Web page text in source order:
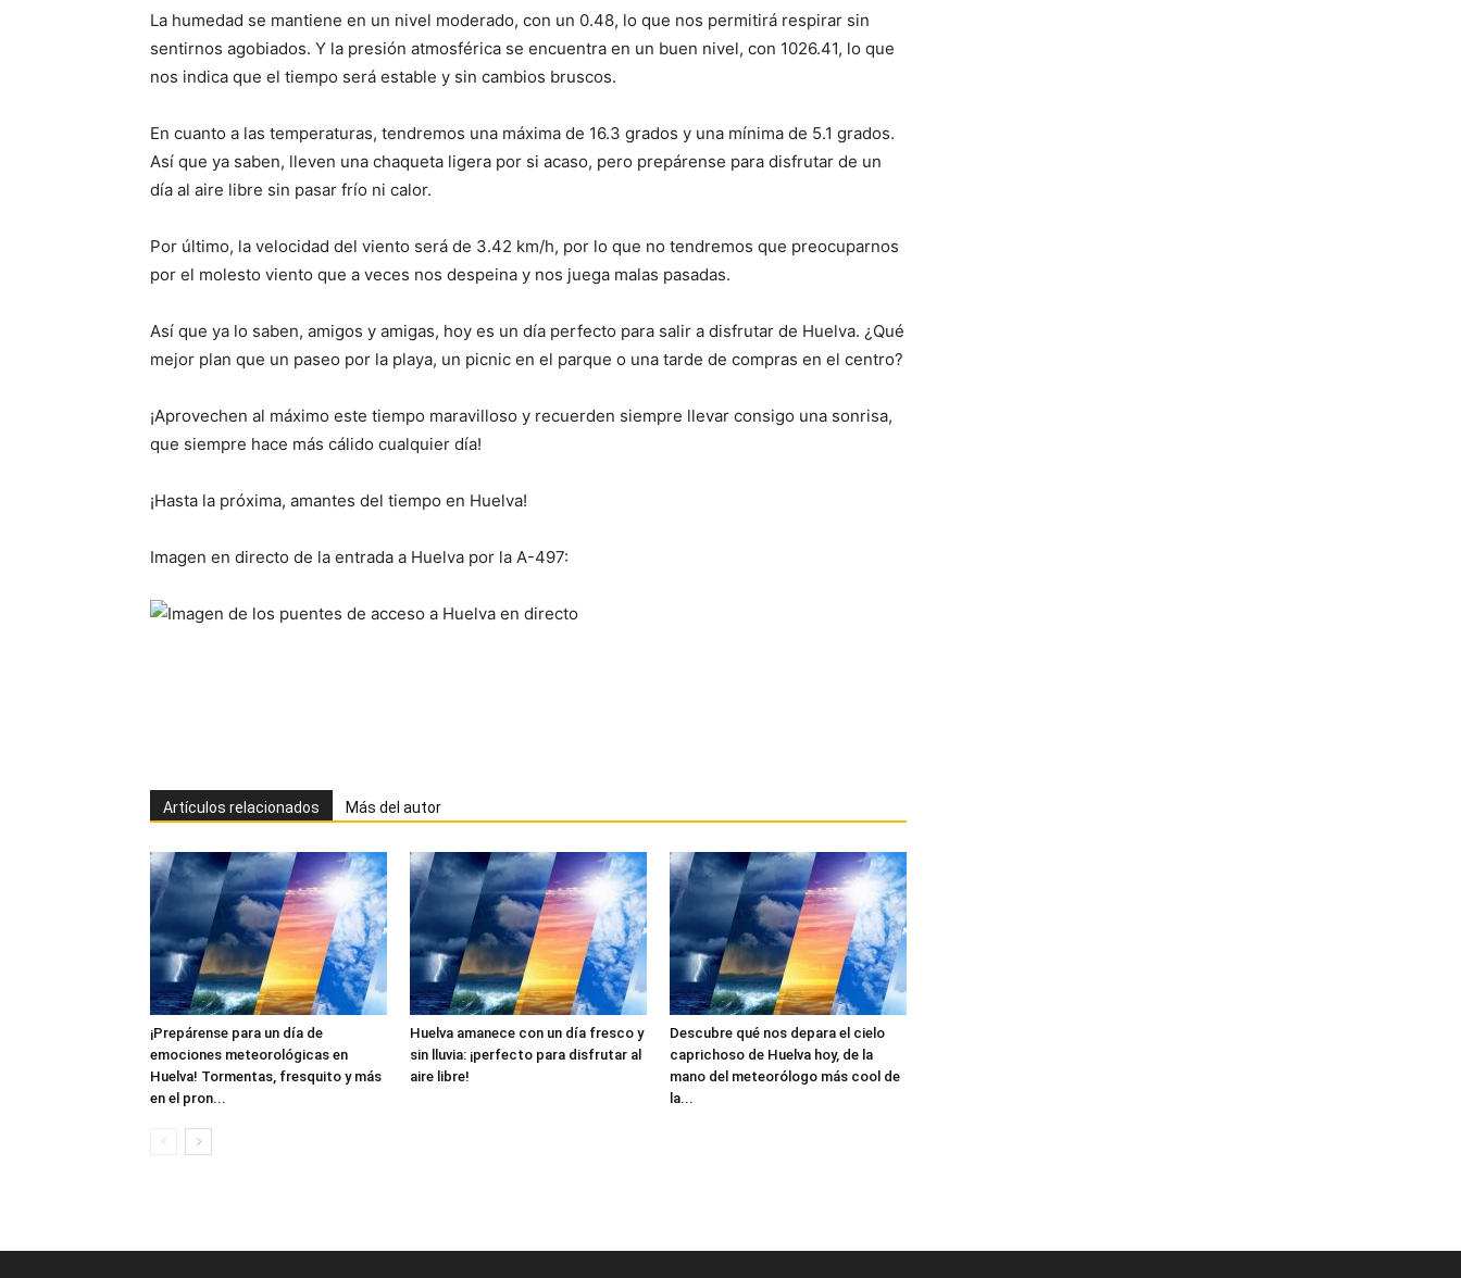
La humedad se mantiene en un nivel moderado, con un 0.48, lo que nos permitirá respirar sin
sentirnos agobiados. Y la presión atmosférica se encuentra en un buen nivel, con 1026.41, lo que
nos indica que el tiempo será estable y sin cambios bruscos.
En cuanto a las temperaturas, tendremos una máxima de 16.3 grados y una mínima de 5.1 grados.
Así que ya saben, lleven una chaqueta ligera por si acaso, pero prepárense para disfrutar de un
día al aire libre sin pasar frío ni calor.
Por último, la velocidad del viento será de 3.42 km/h, por lo que no tendremos que preocuparnos
por el molesto viento que a veces nos despeina y nos juega malas pasadas.
Así que ya lo saben, amigos y amigas, hoy es un día perfecto para salir a disfrutar de Huelva. ¿Qué
mejor plan que un paseo por la playa, un picnic en el parque o una tarde de compras en el centro?
¡Aprovechen al máximo este tiempo maravilloso y recuerden siempre llevar consigo una sonrisa,
que siempre hace más cálido cualquier día!
¡Hasta la próxima, amantes del tiempo en Huelva!
Imagen en directo de la entrada a Huelva por la A-497:
Artículos relacionados Más del autor
¡Prepárense para un día de
emociones meteorológicas en
Huelva! Tormentas, fresquito y más
en el pron...
Huelva amanece con un día fresco y
sin lluvia: ¡perfecto para disfrutar al
aire libre!
Descubre qué nos depara el cielo
caprichoso de Huelva hoy, de la
mano del meteorólogo más cool de
la...